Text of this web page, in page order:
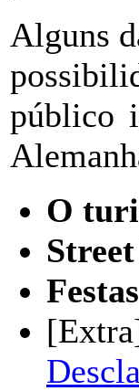
Alguns
público
O
Descla